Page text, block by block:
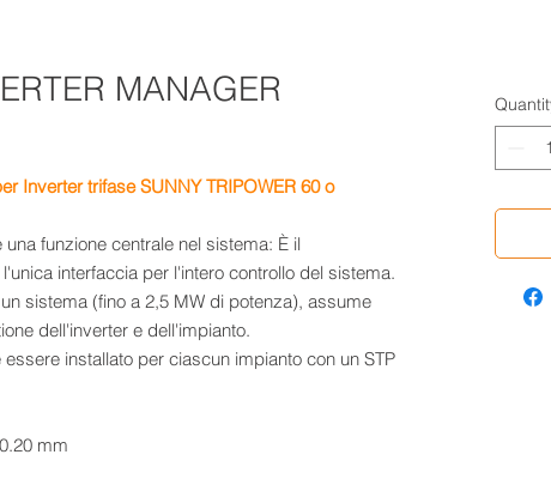
MANAGER
Inverter trifase SUNNY TRIPOWER 60 o
funzione centrale nel sistema: È il
interfaccia per l'intero controllo del sistema.
sistema (fino a 2,5 MW di potenza), assume
dell'inverter e dell'impianto.
installato per ciascun impianto con un STP
mm